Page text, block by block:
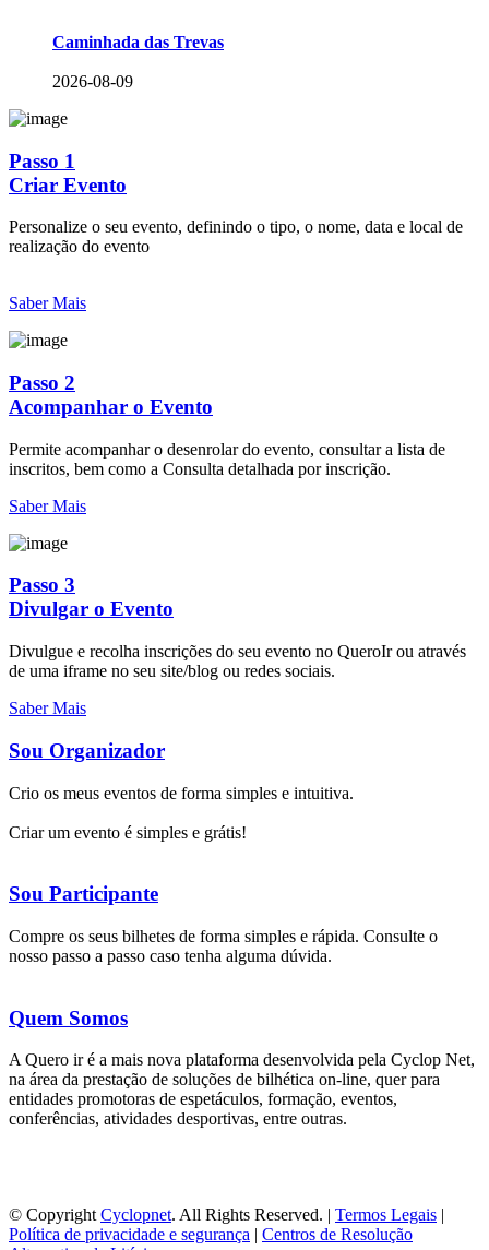
Caminhada das Trevas
2026-08-09
Passo 1
Criar Evento
Personalize o seu evento, definindo o tipo, o nome, data e local de
realização do evento
Saber Mais
Passo 2
Acompanhar o Evento
Permite acompanhar o desenrolar do evento, consultar a lista de
inscritos, bem como a Consulta detalhada por inscrição.
Saber Mais
Passo 3
Divulgar o Evento
Divulgue e recolha inscrições do seu evento no QueroIr ou através
de uma iframe no seu site/blog ou redes sociais.
Saber Mais
Sou Organizador
Crio os meus eventos de forma simples e intuitiva.
Criar um evento é simples e grátis!
Sou Participante
Compre os seus bilhetes de forma simples e rápida. Consulte o
nosso passo a passo caso tenha alguma dúvida.
Quem Somos
A Quero ir é a mais nova plataforma desenvolvida pela Cyclop Net,
na área da prestação de soluções de bilhética on-line, quer para
entidades promotoras de espetáculos, formação, eventos,
conferências, atividades desportivas, entre outras.
© CopyrightCyclopnet. All Rights Reserved. | Termos Legais |
Política de privacidade e segurança | Centros de Resolução